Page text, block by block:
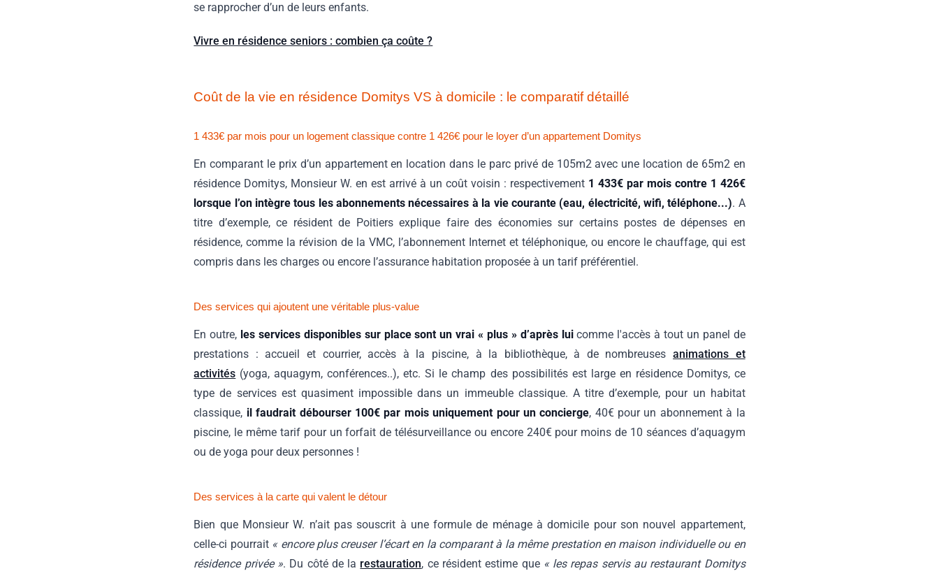
se rapprocher d’un de leurs enfants.
Vivre en résidence seniors : combien ça coûte ?
Coût de la vie en résidence Domitys VS à domicile : le comparatif détaillé
1 433€ par mois pour un logement classique contre 1 426€ pour le loyer d’un appartement Domitys
En comparant le prix d’un appartement en location dans le parc privé de 105m2 avec une location de 65m2 en
résidence Domitys, Monsieur W. en est arrivé à un coût voisin : respectivement 1 433€ par mois contre 1 426€
lorsque l’on intègre tous les abonnements nécessaires à la vie courante (eau, électricité, wifi, téléphone...). A
titre d’exemple, ce résident de Poitiers explique faire des économies sur certains postes de dépenses en
résidence, comme la révision de la VMC, l’abonnement Internet et téléphonique, ou encore le chauffage, qui est
compris dans les charges ou encore l’assurance habitation proposée à un tarif préférentiel.
Des services qui ajoutent une véritable plus-value
En outre, les services disponibles sur place sont un vrai « plus » d’après luicomme l'accès à tout un panel de
prestations : accueil et courrier, accès à la piscine, à la bibliothèque, à de nombreusesanimations et
activités (yoga, aquagym, conférences..), etc. Si le champ des possibilités est large en résidence Domitys, ce
type de services est quasiment impossible dans un immeuble classique. A titre d’exemple, pour un habitat
classique, il faudrait débourser 100€ par mois uniquement pour un concierge, 40€ pour un abonnement à la
piscine, le même tarif pour un forfait de télésurveillance ou encore 240€ pour moins de 10 séances d’aquagym
ou de yoga pour deux personnes !
Des services à la carte qui valent le détour
Bien que Monsieur W. n’ait pas souscrit à une formule de ménage à domicile pour son nouvel appartement,
celle-ci pourrait « encore plus creuser l’écart en la comparant à la même prestation en maison individuelle ou en
résidence privée ». Du côté de la restauration, ce résident estime que « les repas servis au restaurant Domitys